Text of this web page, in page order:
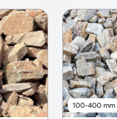
100-400 mm